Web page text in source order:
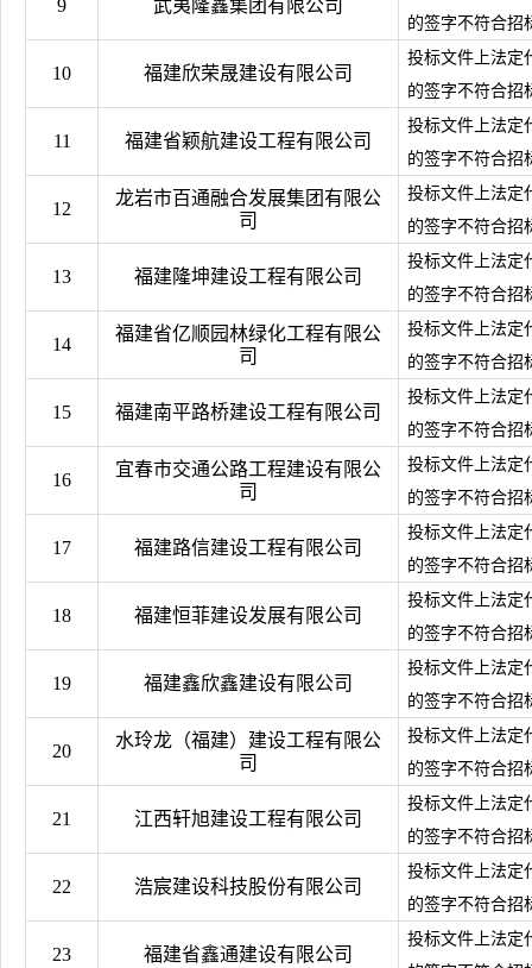
9 武夷隆鑫集团有限公司
的签字不符合招
10 福建欣荣晟建设有限公司
投标文件上法定
的签字不符合招
11 福建省颖航建设工程有限公司
投标文件上法定
的签字不符合招
12
龙岩市百通融合发展集团有限公
司
投标文件上法定
的签字不符合招
13 福建隆坤建设工程有限公司
投标文件上法定
的签字不符合招
14
福建省亿顺园林绿化工程有限公
司
投标文件上法定
的签字不符合招
15 福建南平路桥建设工程有限公司
投标文件上法定
的签字不符合招
16
宜春市交通公路工程建设有限公
司
投标文件上法定
的签字不符合招
17 福建路信建设工程有限公司
投标文件上法定
的签字不符合招
18 福建恒菲建设发展有限公司
投标文件上法定
的签字不符合招
19 福建鑫欣鑫建设有限公司
投标文件上法定
的签字不符合招
20
水玲龙（福建）建设工程有限公
司
投标文件上法定
的签字不符合招
21 江西轩旭建设工程有限公司
投标文件上法定
的签字不符合招
22 浩宸建设科技股份有限公司
投标文件上法定
的签字不符合招
23 福建省鑫通建设有限公司
投标文件上法定